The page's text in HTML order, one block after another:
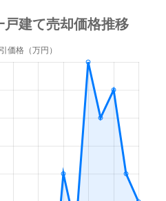
1,300万円
修学院
510万円
神宮丸太町
神宮丸太町
出町柳
神宮丸太町
出町柳